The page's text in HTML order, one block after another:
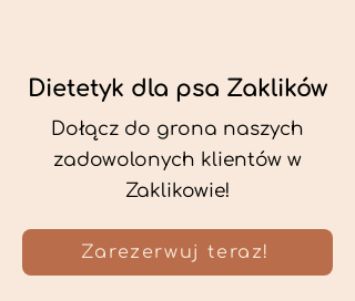
Dietetyk dla psa Zaklików
Dołącz do grona naszych
zadowolonych klientów w
Zaklikowie!
Zarezerwuj teraz!